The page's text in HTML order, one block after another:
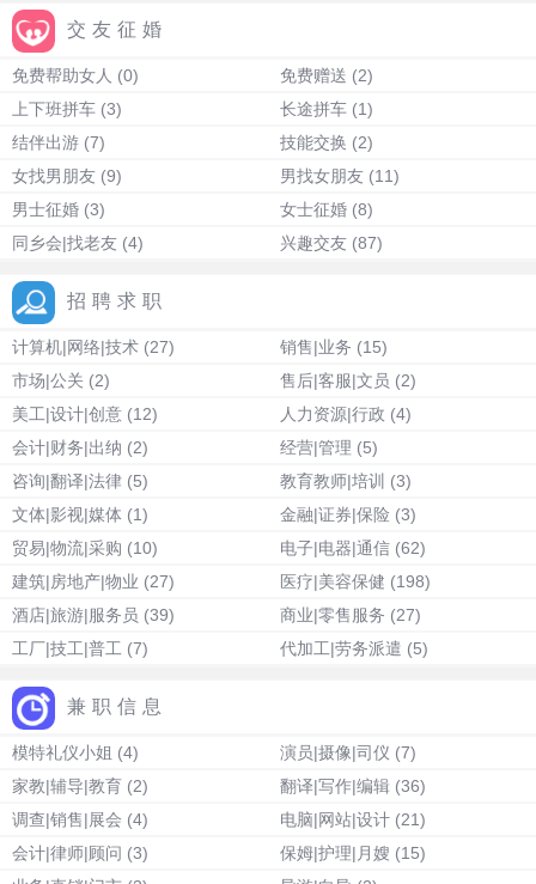
交友征婚
免费帮助女人 (0) 免费赠送 (2)
上下班拼车 (3) 长途拼车 (1)
结伴出游 (7) 技能交换 (2)
女找男朋友 (9) 男找女朋友 (11)
男士征婚 (3) 女士征婚 (8)
同乡会|找老友 (4) 兴趣交友 (87)
招聘求职
计算机|网络|技术 (27) 销售|业务 (15)
市场|公关 (2) 售后|客服|文员 (2)
美工|设计|创意 (12) 人力资源|行政 (4)
会计|财务|出纳 (2) 经营|管理 (5)
咨询|翻译|法律 (5) 教育教师|培训 (3)
文体|影视|媒体 (1) 金融|证券|保险 (3)
贸易|物流|采购 (10) 电子|电器|通信 (62)
建筑|房地产|物业 (27) 医疗|美容保健 (198)
酒店|旅游|服务员 (39) 商业|零售服务 (27)
工厂|技工|普工 (7) 代加工|劳务派遣 (5)
兼职信息
模特礼仪小姐 (4) 演员|摄像|司仪 (7)
家教|辅导|教育 (2) 翻译|写作|编辑 (36)
调查|销售|展会 (4) 电脑|网站|设计 (21)
会计|律师|顾问 (3) 保姆|护理|月嫂 (15)